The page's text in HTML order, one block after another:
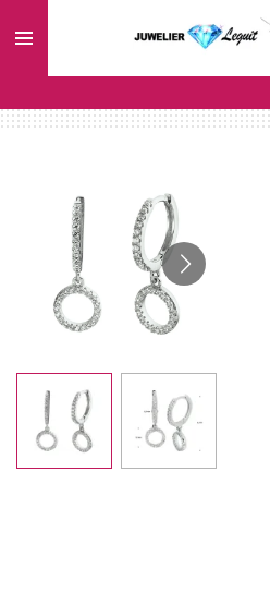
direct
hoofdinhoud